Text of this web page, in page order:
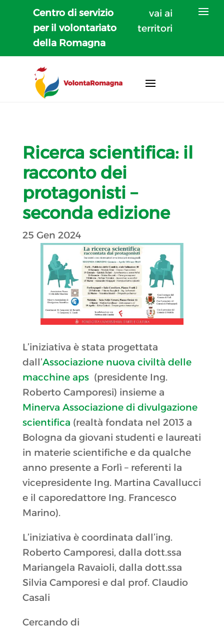
Centro di servizio
per il volontariato
della Romagna
vai ai
territori
Ricerca scientifica: il
racconto dei
protagonisti –
seconda edizione
25 Gen 2024
L’iniziativa è stata progettata
dall’Associazione nuova civiltà delle
macchine aps (presidente Ing.
Roberto Camporesi) insieme a
Minerva Associazione di divulgazione
scientifica (realtà fondata nel 2013 a
Bologna da giovani studenti e laureati
in materie scientifiche e da qualche
anno presente a Forlì – referenti la
vicepresidente Ing. Martina Cavallucci
e il caporedattore Ing. Francesco
Marino).
L’iniziativa è coordinata dall’ing.
Roberto Camporesi, dalla dott.ssa
Mariangela Ravaioli, dalla dott.ssa
Silvia Camporesi e dal prof. Claudio
Casali
Cercando di